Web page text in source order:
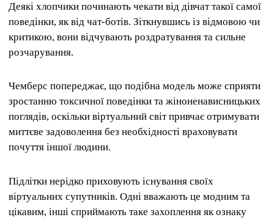
Деякі хлопчики починають чекати від дівчат такої самої
поведінки, як від чат-ботів. Зіткнувшись із відмовою чи
критикою, вони відчувають роздратування та сильне
розчарування.
Чемберс попереджає, що подібна модель може сприяти
зростанню токсичної поведінки та жіноненависницьких
поглядів, оскільки віртуальний світ привчає отримувати
миттєве задоволення без необхідності враховувати
почуття іншої людини.
Підлітки нерідко приховують існування своїх
віртуальних супутників. Одні вважають це модним та
цікавим, інші сприймають таке захоплення як ознаку